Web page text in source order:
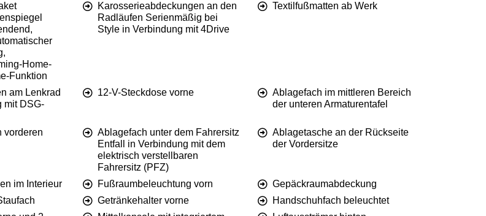
Home-
Funktion
Karosserieabdeckungen an den
Radläufen Serienmäßig bei
Style in Verbindung mit 4Drive
Textilfußmatten ab Werk
am Lenkrad
mit DSG-
12-V-Steckdose vorne
Ablagefach im mittleren Bereich
der unteren Armaturentafel
vorderen
Ablagefach unter dem Fahrersitz
Entfall in Verbindung mit dem
elektrisch verstellbaren
Fahrersitz (PFZ)
Ablagetasche an der Rückseite
der Vordersitze
im Interieur Fußraumbeleuchtung vorn
Gepäckraumabdeckung
Getränkehalter vorne
Handschuhfach beleuchtet